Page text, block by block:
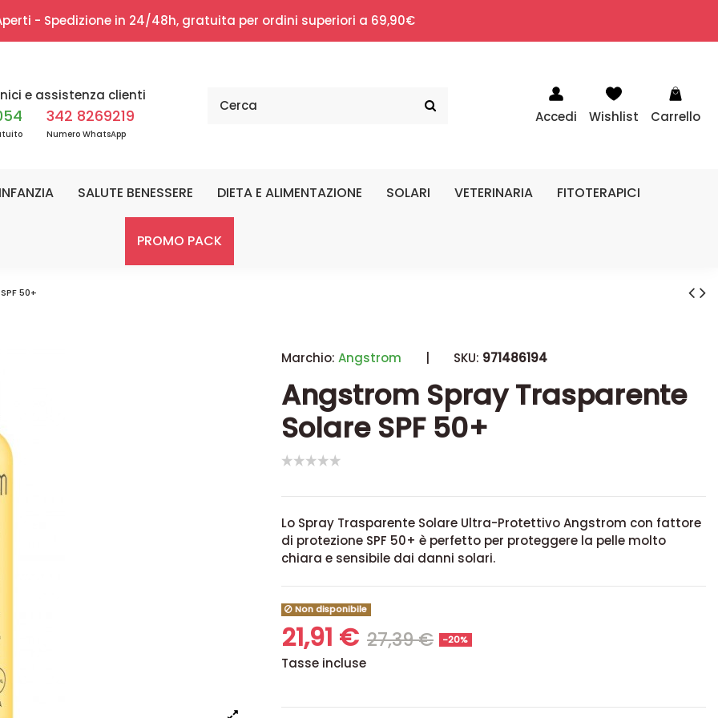
- Spedizione in 24/48h, gratuita per ordini superiori a 69,90€
e assistenza clienti
342 8269219
Numero WhatsApp
Accedi Wishlist Carrello
SALUTE BENESSERE DIETA E ALIMENTAZIONE SOLARI VETERINARIA FITOTERAPICI
PROMO PACK
50+
Marchio: Angstrom | SKU: 971486194
Angstrom Spray Trasparente
Solare SPF 50+
Lo Spray Trasparente Solare Ultra-Protettivo Angstrom con fattore
di protezione SPF 50+ è perfetto per proteggere la pelle molto
chiara e sensibile dai danni solari.
Non disponibile
21,91 € 27,39 € -20%
Tasse incluse